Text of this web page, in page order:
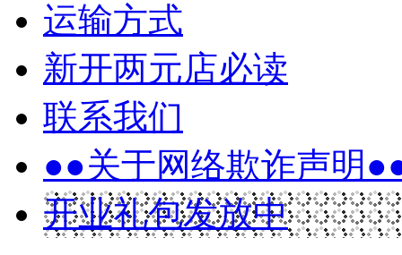
运输方式
新开两元店必读
联系我们
●●关于网络欺诈声明
开业礼包发放中